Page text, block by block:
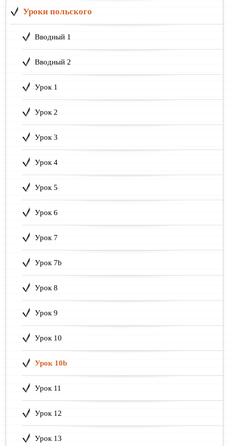
Уроки польского
Вводный 1
Вводный 2
Урок 1
Урок 2
Урок 3
Урок 4
Урок 5
Урок 6
Урок 7
Урок 7b
Урок 8
Урок 9
Урок 10
Урок 10b
Урок 11
Урок 12
Урок 13